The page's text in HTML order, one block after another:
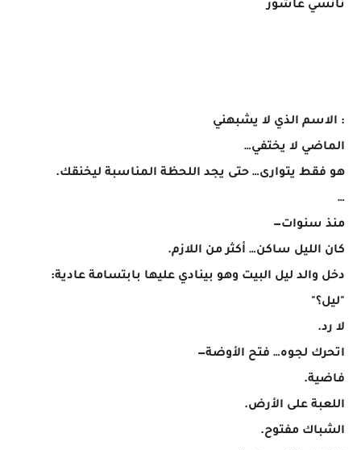
نانسي عاشور
: الاسم الذي لا يشبهني
الماضي لا يختفي…
هو فقط يتوارى… حتى يجد اللحظة المناسبة ليخنقك.
…
منذ سنوات—
كان الليل ساكن… أكثر من اللازم.
دخل والد ليل البيت وهو بينادي عليها بابتسامة عادية:
"ليل؟"
لا رد.
اتحرك لجوه… فتح الأوضة—
فاضية.
اللعبة على الأرض.
الشباك مفتوح.